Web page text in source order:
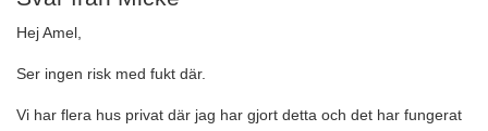
Hej Amel,
Ser ingen risk med fukt där.
Vi har flera hus privat där jag har gjort detta och det har fungerat